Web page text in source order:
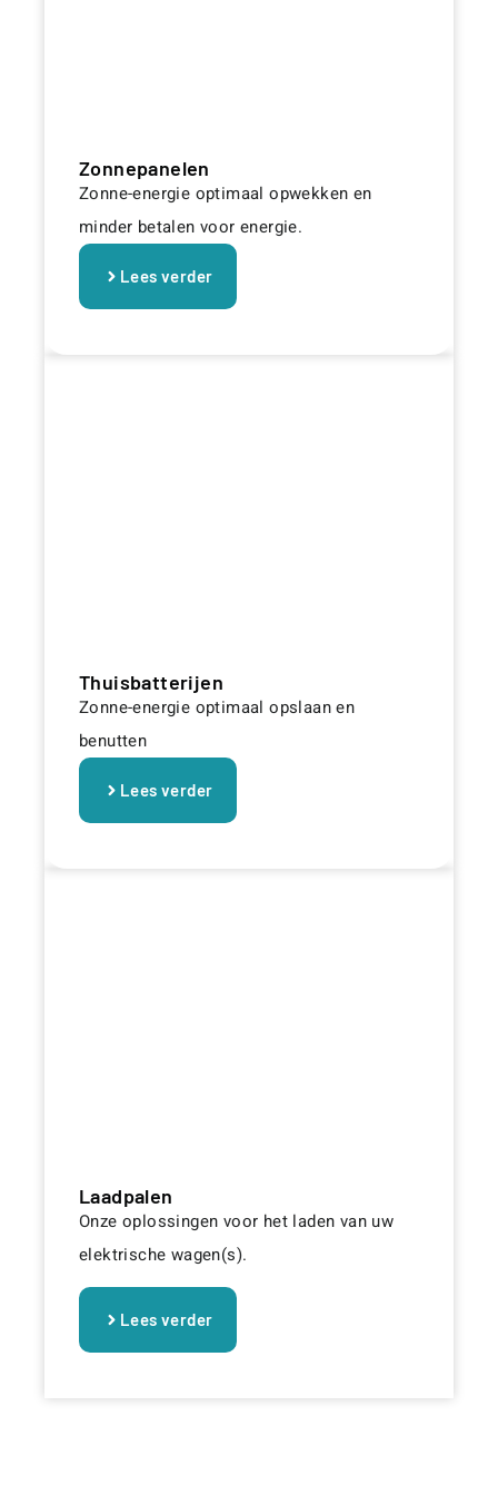
Zonnepanelen
Zonne-energie optimaal opwekken en
minder betalen voor energie.
Lees verder
Thuisbatterijen
Zonne-energie optimaal opslaan en
benutten
Lees verder
Laadpalen
Onze oplossingen voor het laden van uw
elektrische wagen(s).
Lees verder